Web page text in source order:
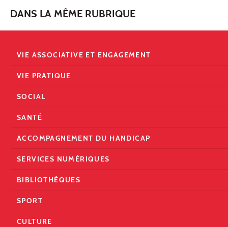
DANS LA MÊME RUBRIQUE
VIE ASSOCIATIVE ET ENGAGEMENT
VIE PRATIQUE
SOCIAL
SANTÉ
ACCOMPAGNEMENT DU HANDICAP
SERVICES NUMÉRIQUES
BIBLIOTHÈQUES
SPORT
CULTURE